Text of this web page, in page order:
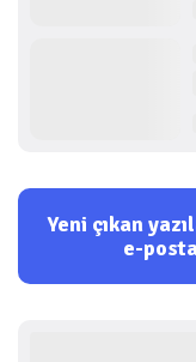
Yeni çıkan
e-